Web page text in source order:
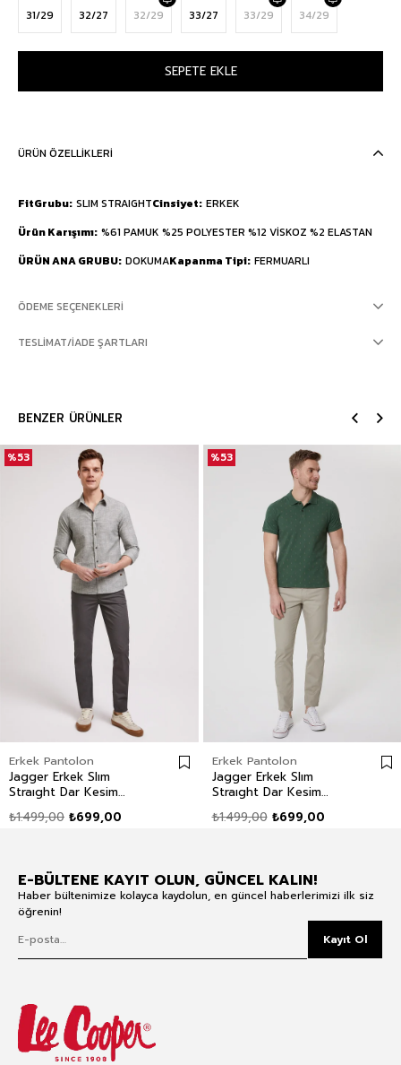
31/29 32/27 32/29 33/27 33/29 34/29
ÜRÜN ÖZELLIKLERI
FitGrubu SLIM STRAIGHTCinsiyet ERKEK
Ürün Karışımı %61 PAMUK %25 POLYESTER %12 VİSKOZ %2 ELASTAN
ÜRÜN ANA GRUBU DOKUMAKapanma Tipi FERMUARLI
ÖDEME SEÇENEKLERI
TESLIMAT/İADE ŞARTLARI
BENZER ÜRÜNLER
Erkek Pantolon
Jagger Erkek Slım
Straıght Dar Kesim
Pantolon Düz Paça Yeşil
₺699,00
₺1.499,00
%53
Erkek Pantolon
Jagger Erkek Slım
Straıght Dar Kesim
Pantolon Düz Paça
₺699,00
₺1.499,00
%53
E-BÜLTENE KAYIT OLUN, GÜNCEL KALIN!
Haber bültenimize kolayca kaydolun, en güncel haberlerimizi ilk siz
öğrenin!
Kayıt Ol